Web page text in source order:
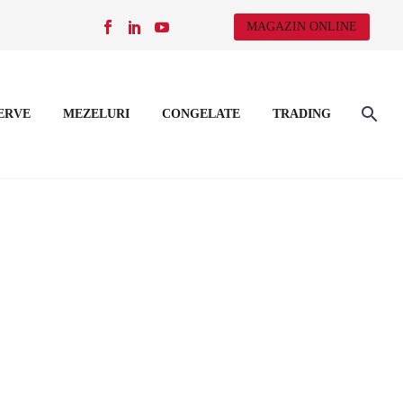
MAGAZIN ONLINE
MEZELURI CONGELATE TRADING